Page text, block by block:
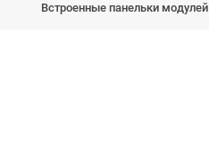
Встроенные панельки модулей